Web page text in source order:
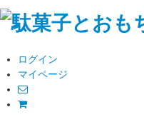
ログイン
マイページ